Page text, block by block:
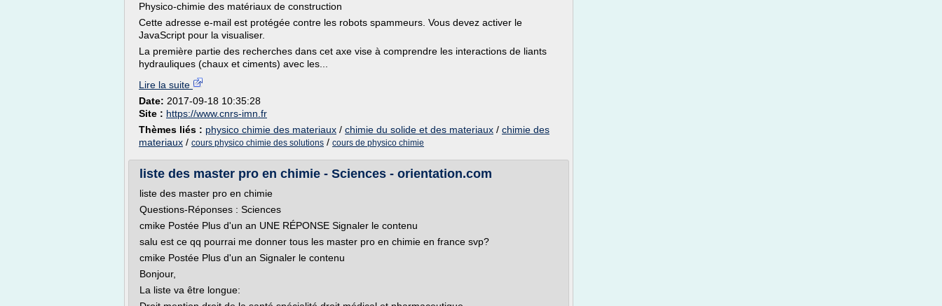
Physico-chimie des matériaux de construction
Cette adresse e-mail est protégée contre les robots spammeurs. Vous devez activer le
JavaScript pour la visualiser.
La première partie des recherches dans cet axe vise à comprendre les interactions de liants
hydrauliques (chaux et ciments) avec les...
Lire la suite
Date: 2017-09-18 10:35:28
Site : https://www.cnrs-imn.fr
Thèmes liés : physico chimie des materiaux / chimie du solide et des materiaux / chimie des
materiaux / cours physico chimie des solutions / cours de physico chimie
liste des master pro en chimie - Sciences - orientation.com
liste des master pro en chimie
Questions-Réponses : Sciences
cmike Postée Plus d'un an UNE RÉPONSE Signaler le contenu
salu est ce qq pourrai me donner tous les master pro en chimie en france svp?
cmike Postée Plus d'un an Signaler le contenu
Bonjour,
La liste va être longue: